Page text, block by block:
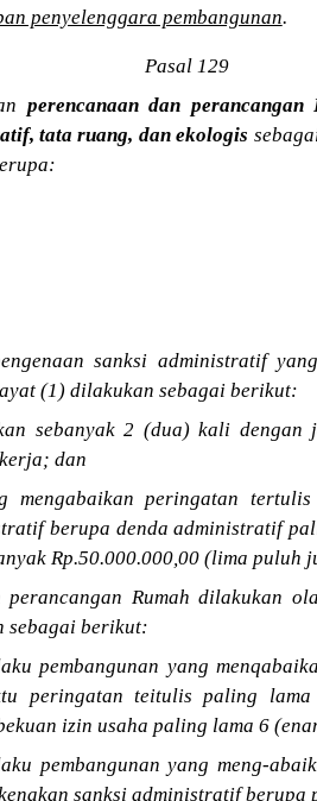
penyelenggara pembangunan.
Pasal 129
perencanaan dan
tata ruang, dan ekologis
sanksi administratif
(1) dilakukan sebagai berikut:
sebanyak 2 (dua) kali dengan
dan
mengabaikan peringatan
berupa denda administratif
Rp.50.000.000,00 (lima puluh
Rumah dilakukan
sebagai berikut:
pembangunan yang
peringatan teitulis paling
izin usaha paling lama 6
pembangunan yang meng-
sanksi administratif berupa